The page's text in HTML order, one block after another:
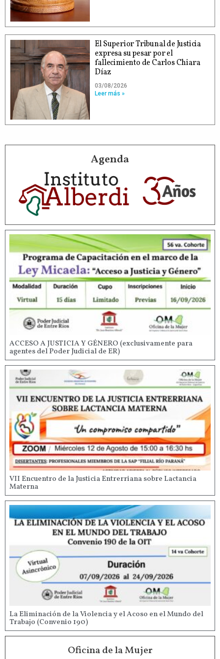
El Superior Tribunal de Justicia
expresa su pesar por el
fallecimiento de Carlos Chiara
Díaz
03/08/2026
Leer más »
Agenda
ACCESO A JUSTICIA Y GÉNERO (exclusivamente para
agentes del Poder Judicial de ER)
VII Encuentro de la Justicia Entrerriana sobre Lactancia
Materna
La Eliminación de la Violencia y el Acoso en el Mundo del
Trabajo (Convenio 190)
Oficina de la Mujer